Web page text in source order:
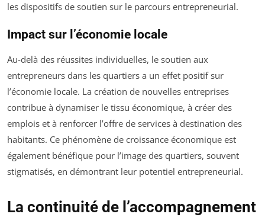
les dispositifs de soutien sur le parcours entrepreneurial.
Impact sur l’économie locale
Au-delà des réussites individuelles, le soutien aux
entrepreneurs dans les quartiers a un effet positif sur
l’économie locale. La création de nouvelles entreprises
contribue à dynamiser le tissu économique, à créer des
emplois et à renforcer l’offre de services à destination des
habitants. Ce phénomène de croissance économique est
également bénéfique pour l’image des quartiers, souvent
stigmatisés, en démontrant leur potentiel entrepreneurial.
La continuité de l’accompagnement